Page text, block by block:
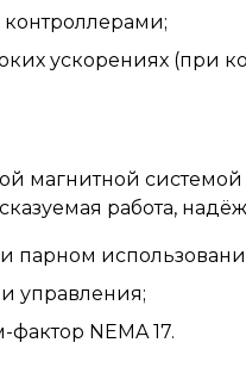
ускорениях (при
магнитной
работа,
парном
управления;
NEMA 17.